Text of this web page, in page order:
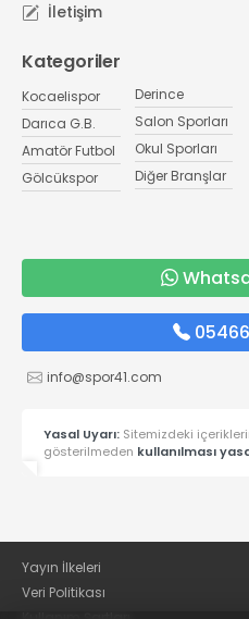
İletişim
Kategoriler
Kocaelispor
Darıca G.B.
Amatör Futbol
Gölcükspor
Derince
Salon Sporları
Okul Sporları
Diğer Branşlar
info@spor41.com
Yasal Uyarı: Sitemizdeki
gösterilmeden kullanılması
Yayın İlkeleri
Veri Politikası